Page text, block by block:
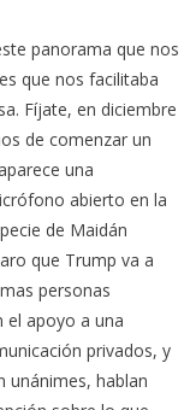
panorama que nos
que nos facilitaba
Fíjate, en diciembre
de comenzar un
una
abierto en la
de Maidán
que Trump va a
personas
el apoyo a una
privados, y
unánimes, hablan